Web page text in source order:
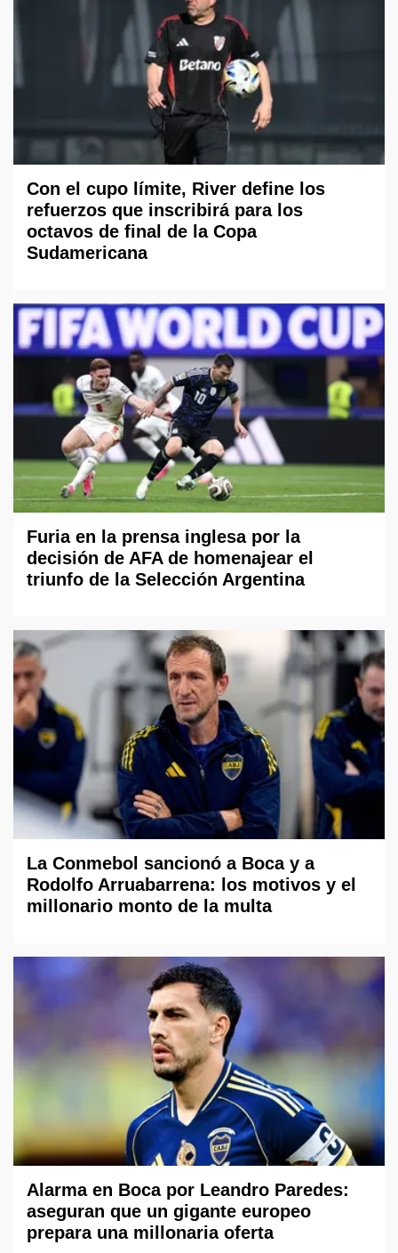
Con el cupo límite, River define los
refuerzos que inscribirá para los
octavos de final de la Copa
Sudamericana
Furia en la prensa inglesa por la
decisión de AFA de homenajear el
triunfo de la Selección Argentina
La Conmebol sancionó a Boca y a
Rodolfo Arruabarrena: los motivos y el
millonario monto de la multa
Alarma en Boca por Leandro Paredes:
aseguran que un gigante europeo
prepara una millonaria oferta